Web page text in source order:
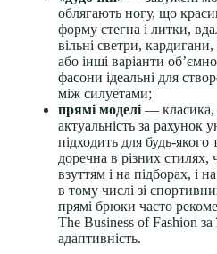
облягають ногу, що
форму стегна і литки,
вільні светри,
або інші варіанти
фасони ідеальні для
між силуетами;
прямі моделі — класика,
актуальність за рахунок
підходить для будь-якого
доречна в різних стилях,
взуттям і на підборах, і
в тому числі зі
прямі брюки часто
The Business of Fashion
адаптивність.